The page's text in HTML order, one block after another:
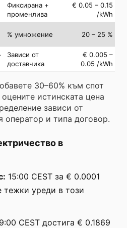
Фиксирана +
променлива
€ 0.05 – 0.15
/kWh
% умножение 20 – 25 %
Зависи от
доставчика
€ 0.005 –
0.05 /kWh
30–60% към спот
истинската цена
зависи от
и типа договор.
в
15:00 CEST за € 0.0001
уреди в този
CEST достига € 0.1869